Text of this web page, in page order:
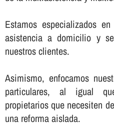
Estamos especializados
asistencia a domicilio y
nuestros clientes.
Asimismo, enfocamos
particulares, al igual
propietarios que necesiten
una reforma aislada.